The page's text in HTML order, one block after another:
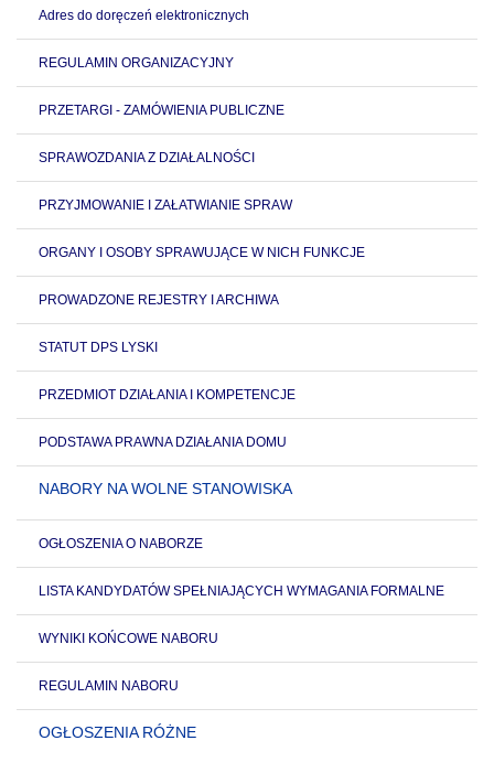
Adres do doręczeń elektronicznych
REGULAMIN ORGANIZACYJNY
PRZETARGI - ZAMÓWIENIA PUBLICZNE
SPRAWOZDANIA Z DZIAŁALNOŚCI
PRZYJMOWANIE I ZAŁATWIANIE SPRAW
ORGANY I OSOBY SPRAWUJĄCE W NICH FUNKCJE
PROWADZONE REJESTRY I ARCHIWA
STATUT DPS LYSKI
PRZEDMIOT DZIAŁANIA I KOMPETENCJE
PODSTAWA PRAWNA DZIAŁANIA DOMU
NABORY NA WOLNE STANOWISKA
OGŁOSZENIA O NABORZE
LISTA KANDYDATÓW SPEŁNIAJĄCYCH WYMAGANIA FORMALNE
WYNIKI KOŃCOWE NABORU
REGULAMIN NABORU
OGŁOSZENIA RÓŻNE